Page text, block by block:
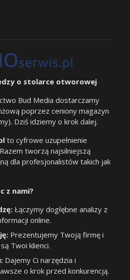
o stolarce otworowej
Bud Media dostarczamy
poprzez ceniony magazyn
Dziś idziemy o krok dalej.
to cyfrowe uzupełnienie
tworzą najsilniejszą
dla profesjonalistów takich jak
z nami?
Łączymy dogłębne analizy z
online.
Prezentujemy Twoją firmę i
Twoi klienci.
Dajemy Ci narzędzia i
o krok przed konkurencją.